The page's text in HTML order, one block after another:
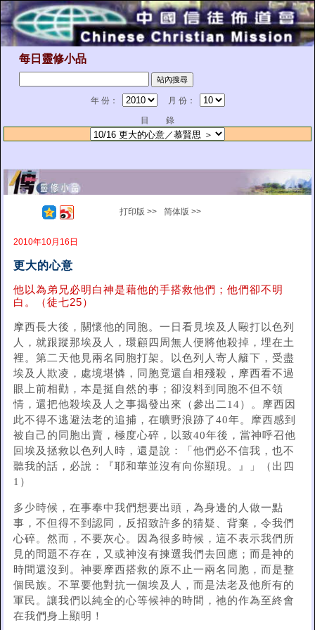
每日靈修小品
年 份：
月 份：
目 錄
打印版 >> 简体版 >>
2010年10月16日
更大的心意
他以為弟兄必明白神是藉他的手搭救他們；他們卻不明
白。（徒七25）
摩西長大後，關懷他的同胞。一日看見埃及人毆打以色列
人，就跟蹤那埃及人，環顧四周無人便將他殺掉，埋在土
裡。第二天他見兩名同胞打架。以色列人寄人籬下，受盡
埃及人欺凌，處境堪憐，同胞竟還自相殘殺，摩西看不過
眼上前相勸，本是挺自然的事；卻沒料到同胞不但不領
情，還把他殺埃及人之事揭發出來（參出二14）。摩西因
此不得不逃避法老的追捕，在曠野浪跡了40年。摩西感到
被自己的同胞出賣，極度心碎，以致40年後，當神呼召他
回埃及拯救以色列人時，還是說：「他們必不信我，也不
聽我的話，必說：『耶和華並沒有向你顯現。』」（出四
1）
多少時候，在事奉中我們想要出頭，為身邊的人做一點
事，不但得不到認同，反招致許多的猜疑、背棄，令我們
心碎。然而，不要灰心。因為很多時候，這不表示我們所
見的問題不存在，又或神沒有揀選我們去回應；而是神的
時間還沒到。神要摩西搭救的原不止一兩名同胞，而是整
個民族。不單要他對抗一個埃及人，而是法老及他所有的
軍民。讓我們以純全的心等候神的時間，祂的作為至終會
在我們身上顯明！